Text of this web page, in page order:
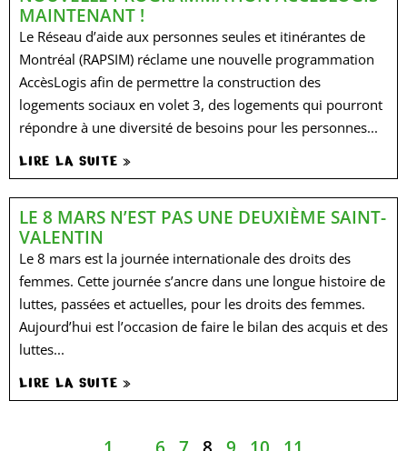
MAINTENANT !
Le Réseau d’aide aux personnes seules et itinérantes de
Montréal (RAPSIM) réclame une nouvelle programmation
AccèsLogis afin de permettre la construction des
logements sociaux en volet 3, des logements qui pourront
répondre à une diversité de besoins pour les personnes...
LIRE LA SUITE »
LE 8 MARS N’EST PAS UNE DEUXIÈME SAINT-
VALENTIN
Le 8 mars est la journée internationale des droits des
femmes. Cette journée s’ancre dans une longue histoire de
luttes, passées et actuelles, pour les droits des femmes.
Aujourd’hui est l’occasion de faire le bilan des acquis et des
luttes...
LIRE LA SUITE »